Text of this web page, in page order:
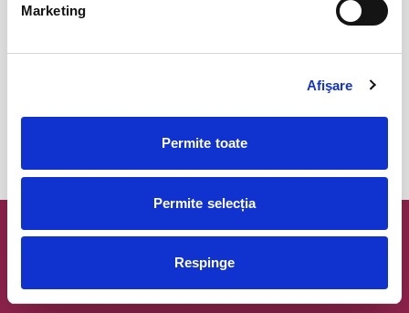
Marketing
Afişare
Permite toate
Permite selecția
Respinge
Newsletter @ Bilete.ro